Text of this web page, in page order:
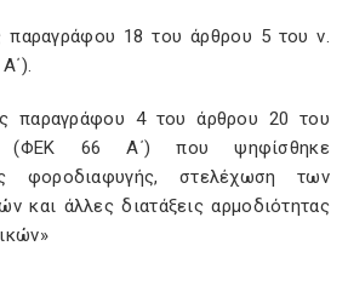
παραγράφου 18 του άρθρου 5 του ν.
παραγράφου 4 του άρθρου 20 του
(ΦΕΚ 66 Α΄) που ψηφίσθηκε
φοροδιαφυγής, στελέχωση των
και άλλες διατάξεις αρμοδιότητας